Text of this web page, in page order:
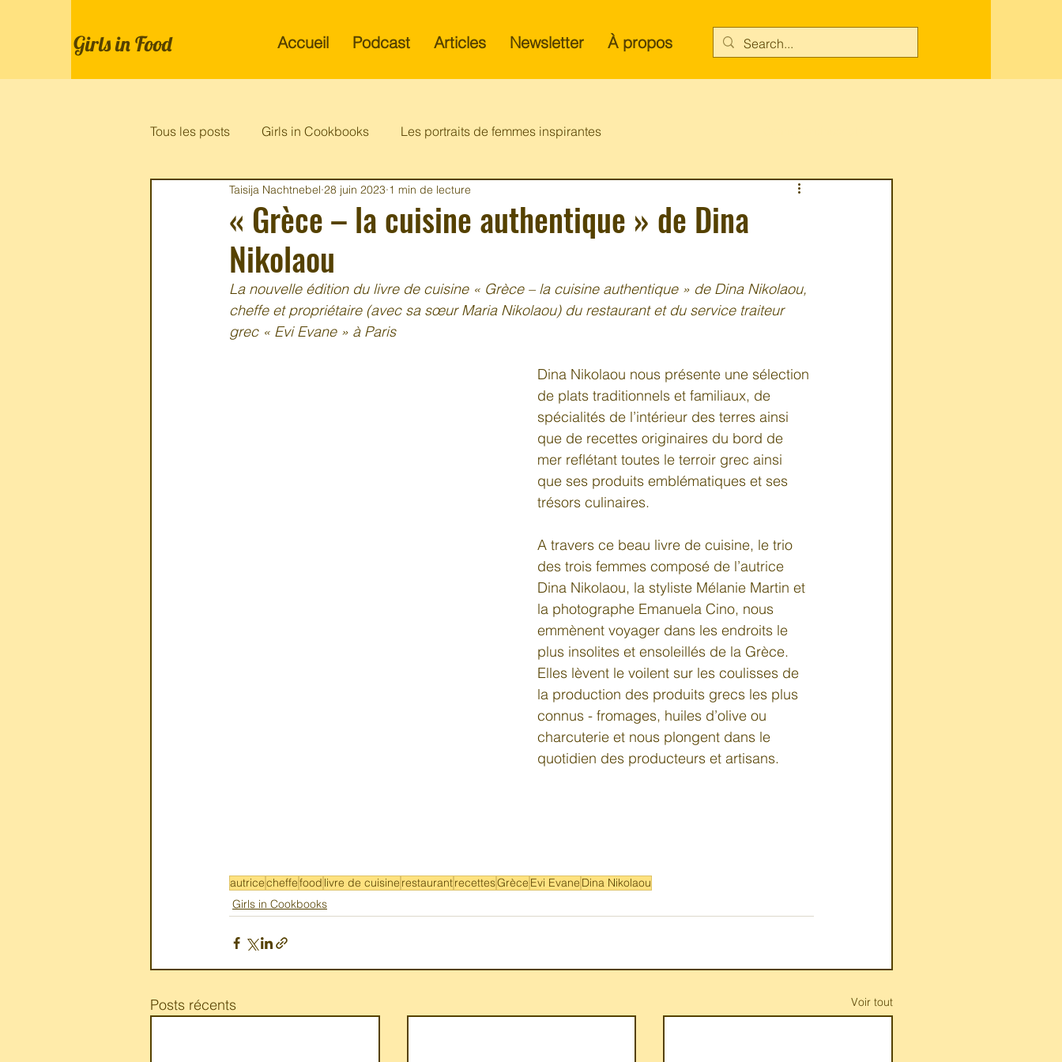
Girls in Food Accueil Podcast Articles Newsletter À propos
Tous les posts Girls in Cookbooks Les portraits de femmes inspirantes
« Grèce – la cuisine authentique » de Dina
Nikolaou
Taisija Nachtnebel 28 juin 2023 1 min de lecture
La nouvelle édition du livre de cuisine « Grèce – la cuisine authentique » de Dina Nikolaou,
cheffe et propriétaire (avec sa sœur Maria Nikolaou) du restaurant et du service traiteur
grec « Evi Evane » à Paris
Dina Nikolaou nous présente une sélection
de plats traditionnels et familiaux, de
spécialités de l’intérieur des terres ainsi
que de recettes originaires du bord de
mer reflétant toutes le terroir grec ainsi
que ses produits emblématiques et ses
trésors culinaires.
A travers ce beau livre de cuisine, le trio
des trois femmes composé de l’autrice
Dina Nikolaou, la styliste Mélanie Martin et
la photographe Emanuela Cino, nous
emmènent voyager dans les endroits le
plus insolites et ensoleillés de la Grèce.
Elles lèvent le voilent sur les coulisses de
la production des produits grecs les plus
connus - fromages, huiles d’olive ou
charcuterie et nous plongent dans le
quotidien des producteurs et artisans.
autricecheffefood livre de cuisine restaurantrecettesGrèce Evi Evane Dina Nikolaou
Girls in Cookbooks
Posts récents Voir tout